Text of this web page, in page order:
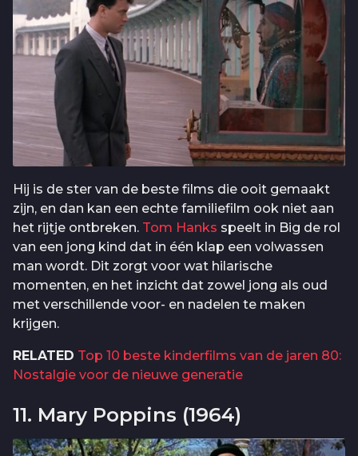
Hij is de ster van de beste films die ooit gemaakt
zijn, en dan kan een echte familiefilm ook niet aan
het rijtje ontbreken. Tom Hanks speelt in Big de rol
van een jong kind dat in één klap een volwassen
man wordt. Dit zorgt voor wat hilarische
momenten, en het inzicht dat zowel jong als oud
met verschillende voor- en nadelen te maken
krijgen.
RELATED Top 10 beste kinderfilms van de jaren 80:
Nostalgie voor de nieuwe generatie
11. Mary Poppins (1964)